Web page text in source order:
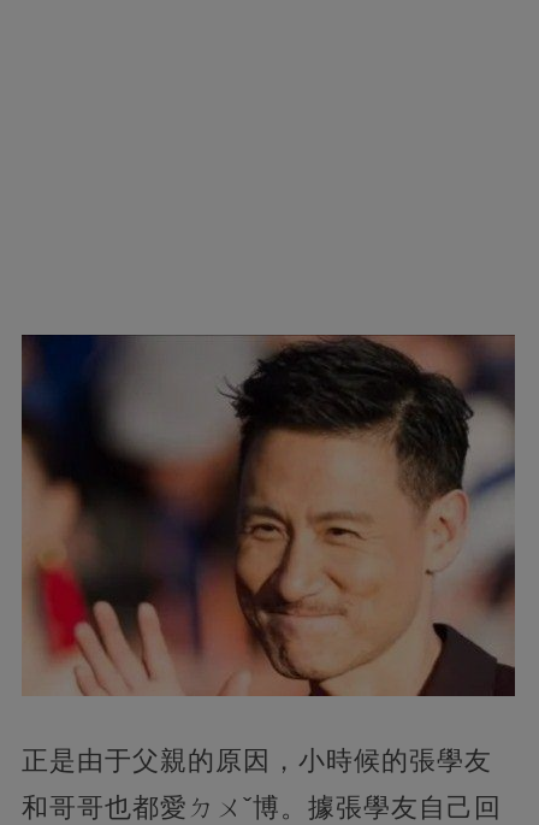
正是由于父親的原因，小時候的張學友
和哥哥也都愛ㄉㄨˇ博。據張學友自己回